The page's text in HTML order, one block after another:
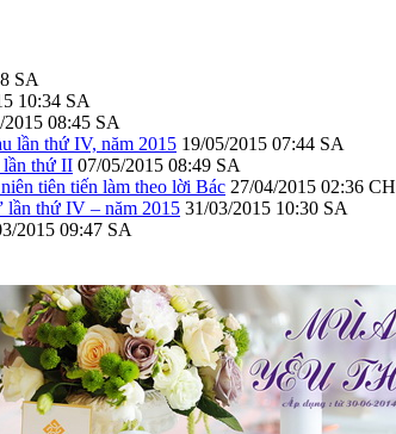
SA
10:34 SA
2015 08:45 SA
lần thứ IV, năm 2015 19/05/2015 07:44 SA
thứ II 07/05/2015 08:49 SA
tiên tiến làm theo lời Bác 27/04/2015 02:36 CH
lần thứ IV – năm 2015 31/03/2015 10:30 SA
2015 09:47 SA